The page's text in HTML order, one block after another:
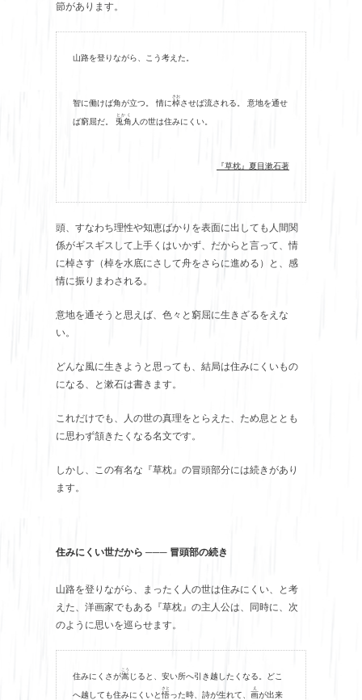
節があります。
山路を登りながら、こう考えた。
智に働けば角が立つ。 情に棹
さお
させば流される。 意地を通せ
ば窮屈だ。 兎角
とかく
人の世は住みにくい。
『草枕』夏目漱石著
頭、すなわち理性や知恵ばかりを表面に出しても人間関
係がギスギスして上手くはいかず、だからと言って、情
に棹さす（棹を水底にさして舟をさらに進める）と、感
情に振りまわされる。
意地を通そうと思えば、色々と窮屈に生きざるをえな
い。
どんな風に生きようと思っても、結局は住みにくいもの
になる、と漱石は書きます。
これだけでも、人の世の真理をとらえた、ため息ととも
に思わず頷きたくなる名文です。
しかし、この有名な『草枕』の冒頭部分には続きがあり
ます。
住みにくい世だから ─── 冒頭部の続き
山路を登りながら、まったく人の世は住みにくい、と考
えた、洋画家でもある『草枕』の主人公は、同時に、次
のように思いを巡らせます。
住みにくさが嵩
こう
じると、安い所へ引き越したくなる。どこ
へ越しても住みにくいと悟
さと
った時、詩が生れて、 画
え
が出来